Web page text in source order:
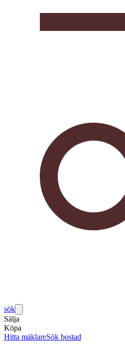
sök
Sälja
Köpa
Hitta mäklareSök bostad